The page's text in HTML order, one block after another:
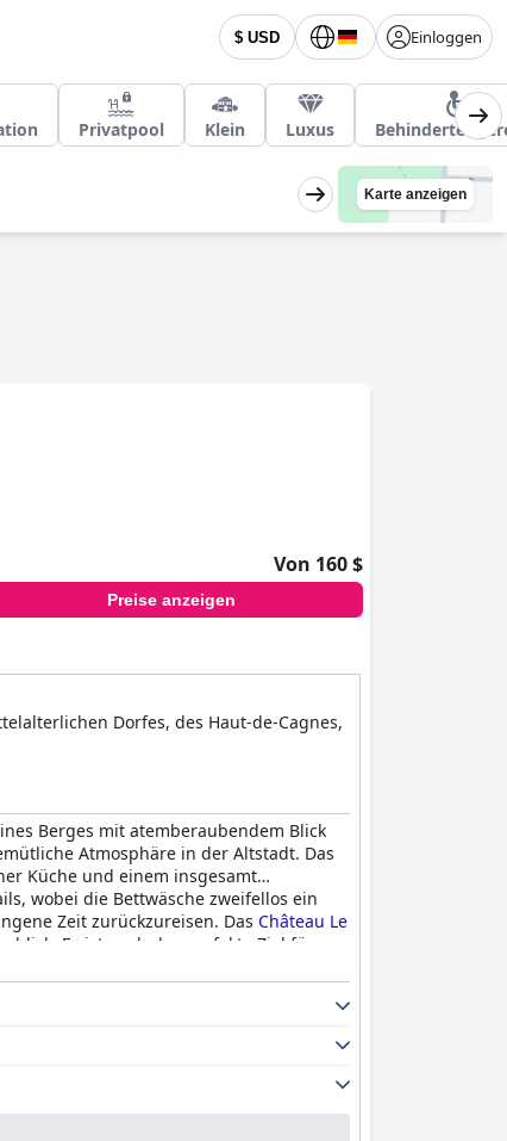
$ USD Einloggen
Privatpool Klein Luxus
Karte anzeigen
Von 160 $
Preise anzeigen
Dorfes, des Haut-de-Cagnes,
Berges mit atemberaubendem Blick
Atmosphäre in der Altstadt. Das
Küche und einem insgesamt
wobei die Bettwäsche zweifellos ein
Zeit zurückzureisen. Das Château Le
Es ist auch das perfekte Ziel für
und geht weit darüber hinaus, um
zufriedenstellend, auch wenn die Preise
ruhigen und romantischen Aufenthalt